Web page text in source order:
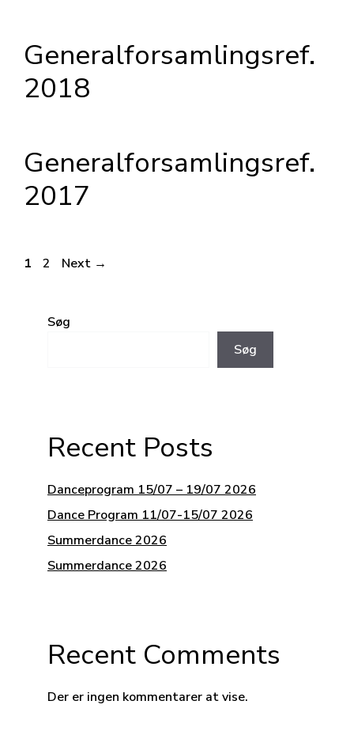
Generalforsamlingsref.
2018
Generalforsamlingsref.
2017
Post
Page
1 Page
2 Next →
Søg
Søg
Recent Posts
Danceprogram 15/07 – 19/07 2026
Dance Program 11/07-15/07 2026
Summerdance 2026
Summerdance 2026
Recent Comments
Der er ingen kommentarer at vise.